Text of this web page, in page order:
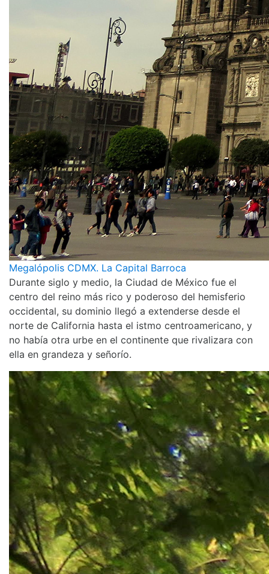
Megalópolis CDMX. La Capital Barroca
Durante siglo y medio, la Ciudad de México fue el
centro del reino más rico y poderoso del hemisferio
occidental, su dominio llegó a extenderse desde el
norte de California hasta el istmo centroamericano, y
no había otra urbe en el continente que rivalizara con
ella en grandeza y señorío.